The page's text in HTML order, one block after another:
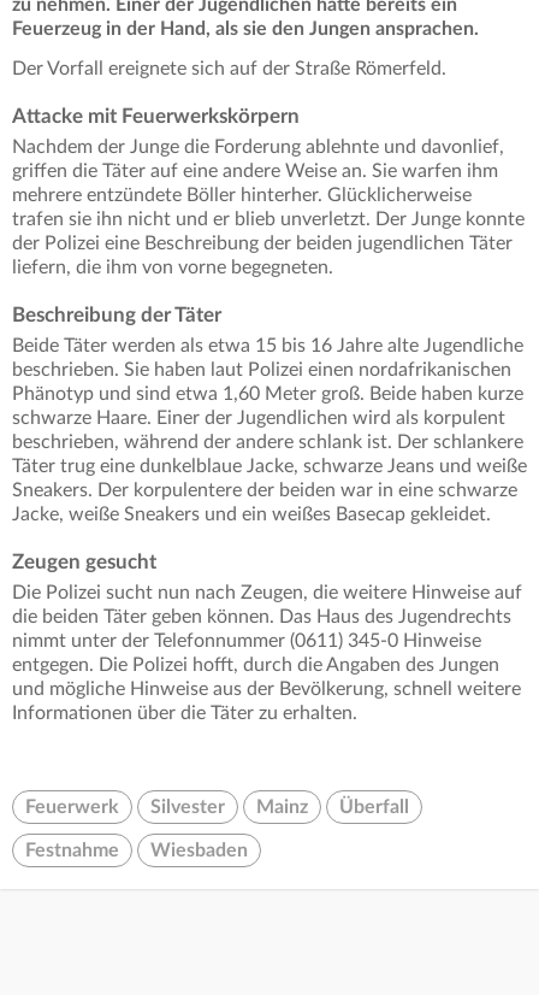
zu nehmen. Einer der Jugendlichen hatte bereits ein
Feuerzeug in der Hand, als sie den Jungen ansprachen.
Der Vorfall ereignete sich auf der Straße Römerfeld.
Attacke mit Feuerwerkskörpern
Nachdem der Junge die Forderung ablehnte und davonlief,
griffen die Täter auf eine andere Weise an. Sie warfen ihm
mehrere entzündete Böller hinterher. Glücklicherweise
trafen sie ihn nicht und er blieb unverletzt. Der Junge konnte
der Polizei eine Beschreibung der beiden jugendlichen Täter
liefern, die ihm von vorne begegneten.
Beschreibung der Täter
Beide Täter werden als etwa 15 bis 16 Jahre alte Jugendliche
beschrieben. Sie haben laut Polizei einen nordafrikanischen
Phänotyp und sind etwa 1,60 Meter groß. Beide haben kurze
schwarze Haare. Einer der Jugendlichen wird als korpulent
beschrieben, während der andere schlank ist. Der schlankere
Täter trug eine dunkelblaue Jacke, schwarze Jeans und weiße
Sneakers. Der korpulentere der beiden war in eine schwarze
Jacke, weiße Sneakers und ein weißes Basecap gekleidet.
Zeugen gesucht
Die Polizei sucht nun nach Zeugen, die weitere Hinweise auf
die beiden Täter geben können. Das Haus des Jugendrechts
nimmt unter der Telefonnummer (0611) 345-0 Hinweise
entgegen. Die Polizei hofft, durch die Angaben des Jungen
und mögliche Hinweise aus der Bevölkerung, schnell weitere
Informationen über die Täter zu erhalten.
Feuerwerk Silvester Mainz Überfall
Festnahme Wiesbaden